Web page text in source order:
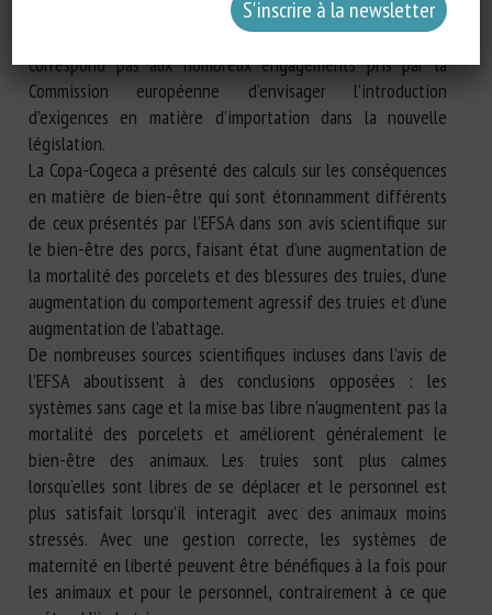
pourrait envisager un « scénario de choc » dans sa
législation révisée sur le bien-être animal. Cette vision ne
correspond pas aux nombreux engagements pris par la
Commission européenne d’envisager l’introduction
d’exigences en matière d’importation dans la nouvelle
législation.
La Copa-Cogeca a présenté des calculs sur les conséquences
en matière de bien-être qui sont étonnamment différents
de ceux présentés par l’EFSA dans son avis scientifique sur
le bien-être des porcs, faisant état d’une augmentation de
la mortalité des porcelets et des blessures des truies, d’une
augmentation du comportement agressif des truies et d’une
augmentation de l’abattage.
De nombreuses sources scientifiques incluses dans l’avis de
l’EFSA aboutissent à des conclusions opposées : les
systèmes sans cage et la mise bas libre n’augmentent pas la
mortalité des porcelets et améliorent généralement le
bien-être des animaux. Les truies sont plus calmes
lorsqu’elles sont libres de se déplacer et le personnel est
plus satisfait lorsqu’il interagit avec des animaux moins
stressés. Avec une gestion correcte, les systèmes de
maternité en liberté peuvent être bénéfiques à la fois pour
les animaux et pour le personnel, contrairement à ce que